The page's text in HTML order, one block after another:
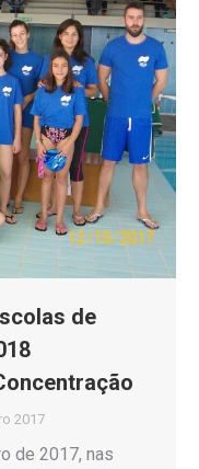
de
2017
de 2017, nas